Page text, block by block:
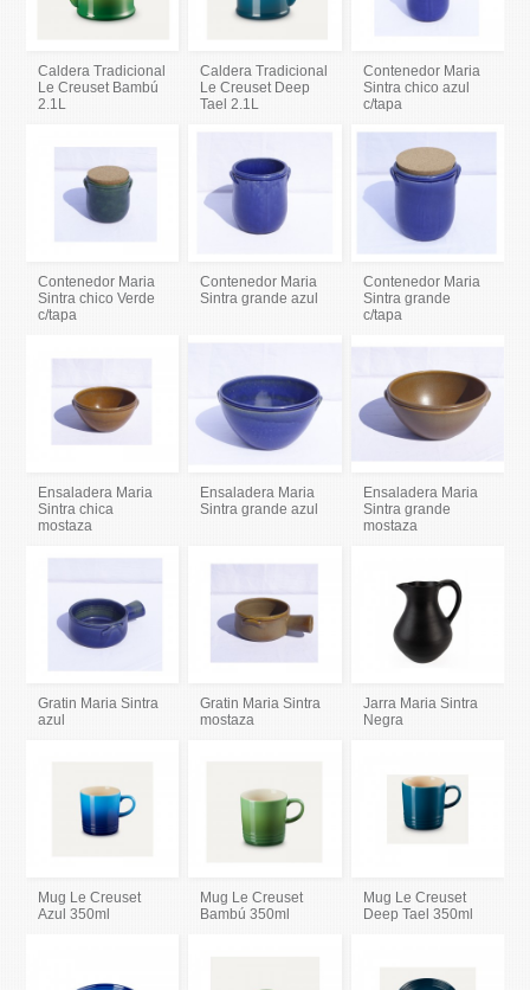
Caldera Tradicional
Le Creuset Bambú
2.1L
Caldera Tradicional
Le Creuset Deep
Tael 2.1L
Contenedor Maria
Sintra chico azul
c/tapa
Contenedor Maria
Sintra chico Verde
c/tapa
Contenedor Maria
Sintra grande azul
Contenedor Maria
Sintra grande
c/tapa
Ensaladera Maria
Sintra chica
mostaza
Ensaladera Maria
Sintra grande azul
Ensaladera Maria
Sintra grande
mostaza
Gratin Maria Sintra
azul
Gratin Maria Sintra
mostaza
Jarra Maria Sintra
Negra
Mug Le Creuset
Azul 350ml
Mug Le Creuset
Bambú 350ml
Mug Le Creuset
Deep Tael 350ml